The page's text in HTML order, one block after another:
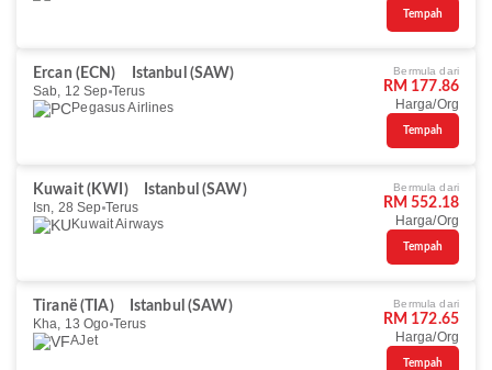
Tempah
Ercan (ECN)
Istanbul (SAW)
Sab, 12 Sep Terus
Pegasus Airlines
Bermula dari
RM 177.86
Harga/Org
Tempah
Kuwait (KWI)
Istanbul (SAW)
Isn, 28 Sep Terus
Kuwait Airways
Bermula dari
RM 552.18
Harga/Org
Tempah
Tiranë (TIA)
Istanbul (SAW)
Kha, 13 Ogo Terus
AJet
Bermula dari
RM 172.65
Harga/Org
Tempah